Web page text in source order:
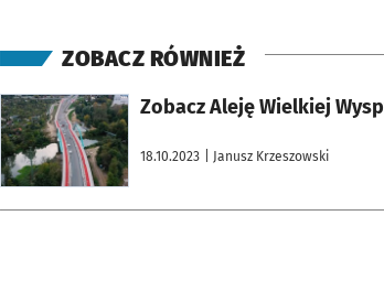
ZOBACZ RÓWNIEŻ
Zobacz Aleję Wielkiej
18.10.2023 | Janusz Krzeszowski
otworzy się w nowej karcie